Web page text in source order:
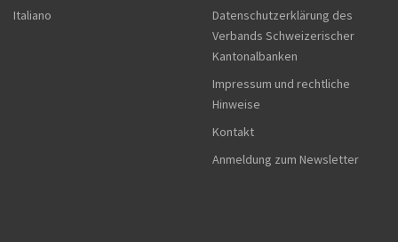
Italiano
Datenschutzerklärung des
Verbands Schweizerischer
Kantonalbanken
Impressum und rechtliche
Hinweise
Kontakt
Anmeldung zum Newsletter